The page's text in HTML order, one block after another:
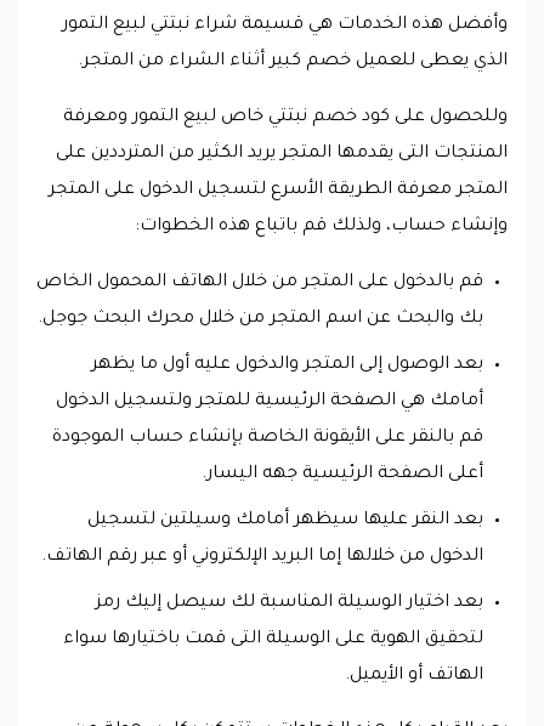
وأفضل هذه الخدمات هي قسيمة شراء نبتتي لبيع التمور
الذي يعطى للعميل خصم كبير أثناء الشراء من المتجر.
وللحصول على كود خصم نبتتي خاص لبيع التمور ومعرفة
المنتجات التى يقدمها المتجر يريد الكثير من المترددين على
المتجر معرفة الطريقة الأسرع لتسجيل الدخول على المتجر
وإنشاء حساب، ولذلك قم باتباع هذه الخطوات:
قم بالدخول على المتجر من خلال الهاتف المحمول الخاص
بك والبحث عن اسم المتجر من خلال محرك البحث جوجل.
بعد الوصول إلى المتجر والدخول عليه أول ما يظهر
أمامك هي الصفحة الرئيسية للمتجر ولتسجيل الدخول
قم بالنقر على الأيقونة الخاصة بإنشاء حساب الموجودة
أعلى الصفحة الرئيسية جهه اليسار.
بعد النقر عليها سيظهر أمامك وسيلتين لتسجيل
الدخول من خلالها إما البريد الإلكتروني أو عبر رقم الهاتف.
بعد اختيار الوسيلة المناسبة لك سيصل إليك رمز
لتحقيق الهوية على الوسيلة التى قمت باختيارها سواء
الهاتف أو الأيميل.